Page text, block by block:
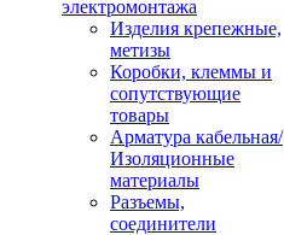
электромонтажа
Изделия крепежные,
метизы
Коробки, клеммы и
сопутствующие
товары
Арматура кабельная/
Изоляционные
материалы
Разъемы,
соединители